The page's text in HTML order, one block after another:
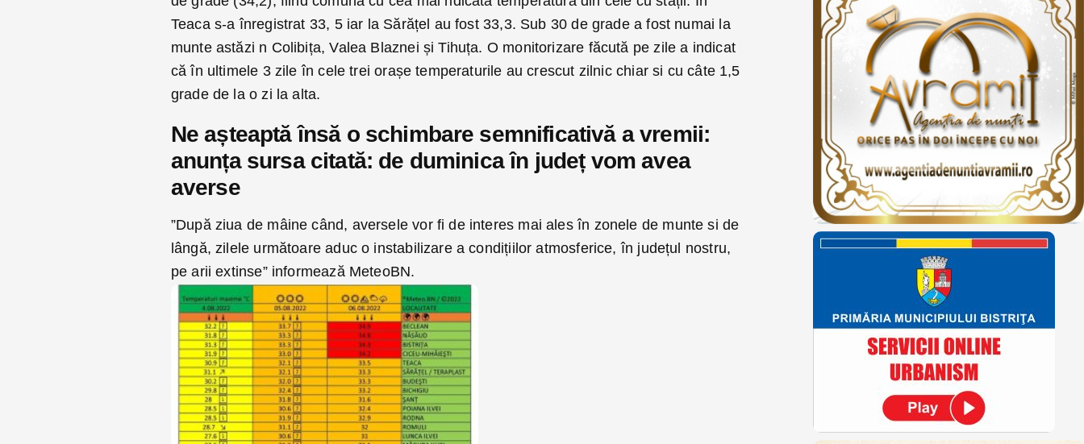
Teaca s-a înregistrat 33, 5 iar la Sărățel au fost 33,3. Sub 30 de grade a fost numai la
munte astăzi n Colibița, Valea Blaznei și Tihuța. O monitorizare făcută pe zile a indicat
că în ultimele 3 zile în cele trei orașe temperaturile au crescut zilnic chiar si cu câte 1,5
grade de la o zi la alta.
Ne așteaptă însă o schimbare semnificativă a vremii:
anunța sursa citată: de duminica în județ vom avea
averse
”După ziua de mâine când, aversele vor fi de interes mai ales în zonele de munte si de
lângă, zilele următoare aduc o instabilizare a condițiilor atmosferice, în județul nostru,
pe arii extinse” informează MeteoBN.